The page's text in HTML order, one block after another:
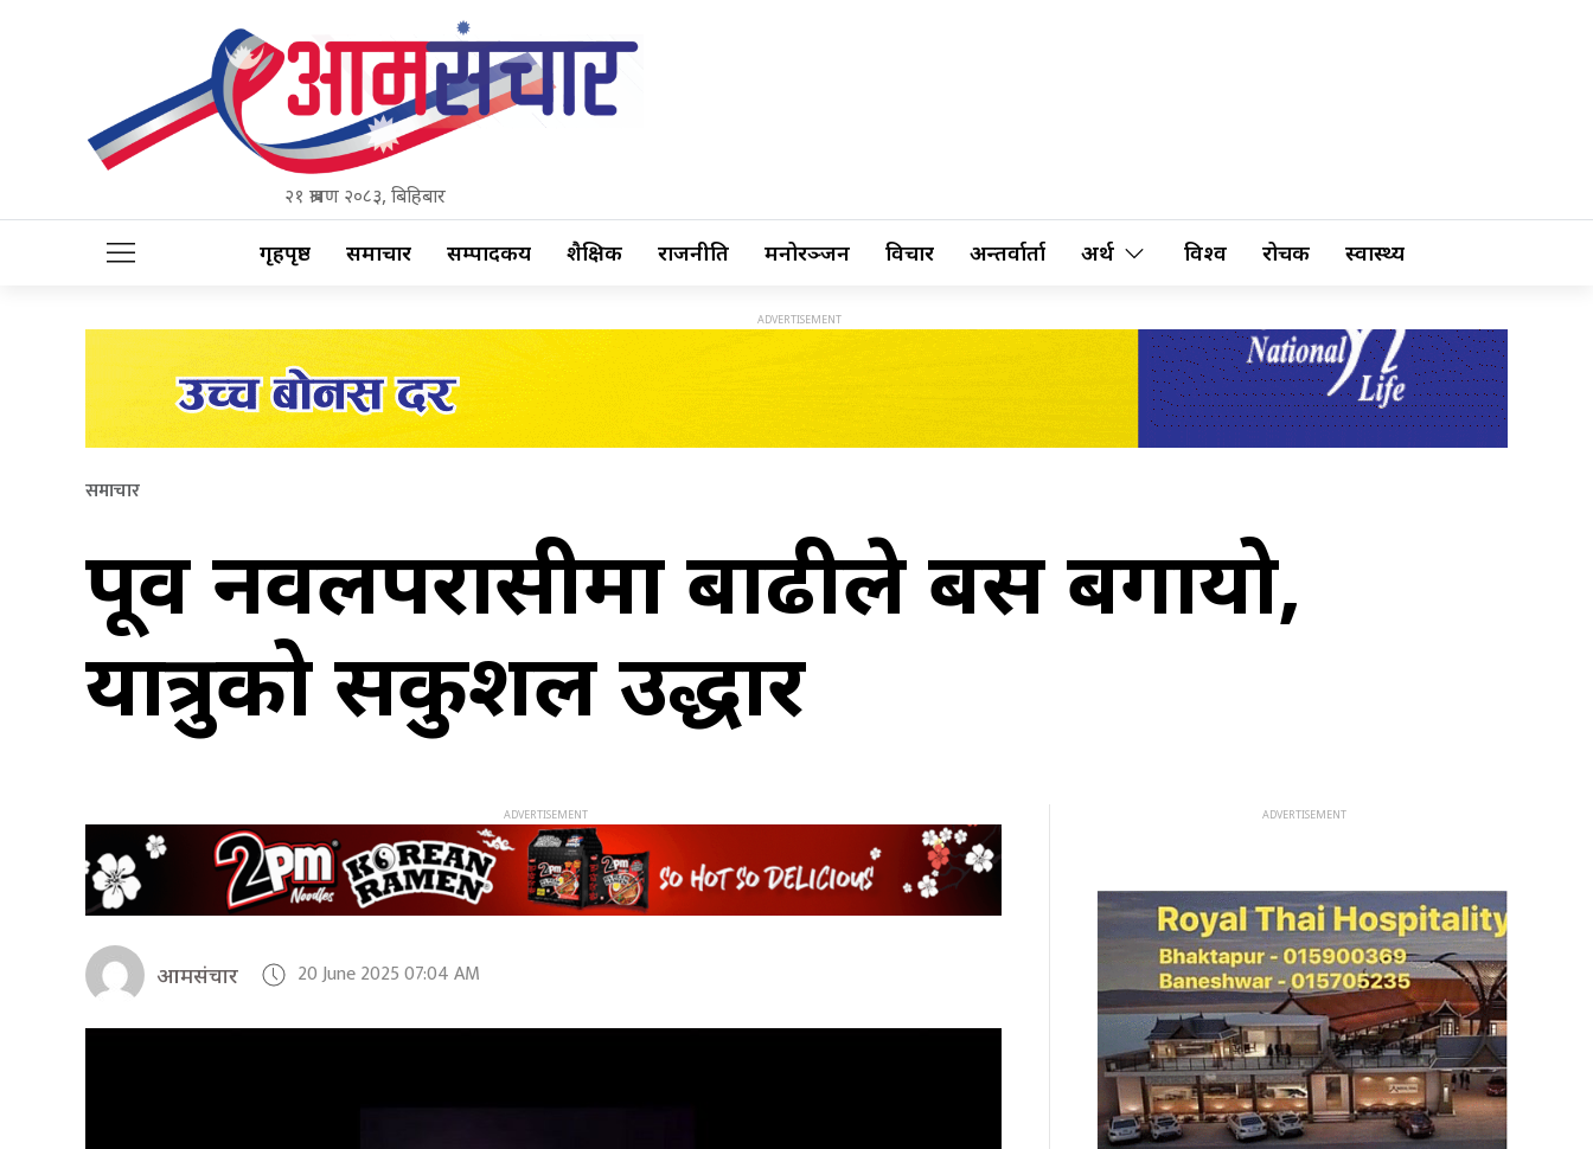
२१ श्रावण २०८३, बिहिबार
गृहपृष्ठ समाचार सम्पादकीय शैक्षिक राजनीति मनोरञ्जन विचार अन्तर्वार्ता अर्थ विश्व रोचक स्वास्थ्य
समाचार
पूर्वी नवलपरासीमा बाढीले बस बगायो,
यात्रुको सकुशल उद्धार
आमसंचार 20 June 2025 07:04 AM